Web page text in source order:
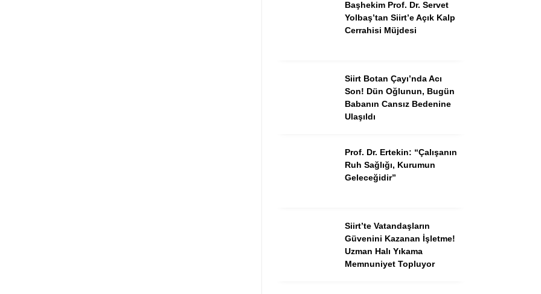
Başhekim Prof. Dr. Servet
Yolbaş’tan Siirt’e Açık Kalp
Cerrahisi Müjdesi
Siirt Botan Çayı’nda Acı
Son! Dün Oğlunun, Bugün
Babanın Cansız Bedenine
Ulaşıldı
Prof. Dr. Ertekin: “Çalışanın
Ruh Sağlığı, Kurumun
Geleceğidir”
Siirt’te Vatandaşların
Güvenini Kazanan İşletme!
Uzman Halı Yıkama
Memnuniyet Topluyor